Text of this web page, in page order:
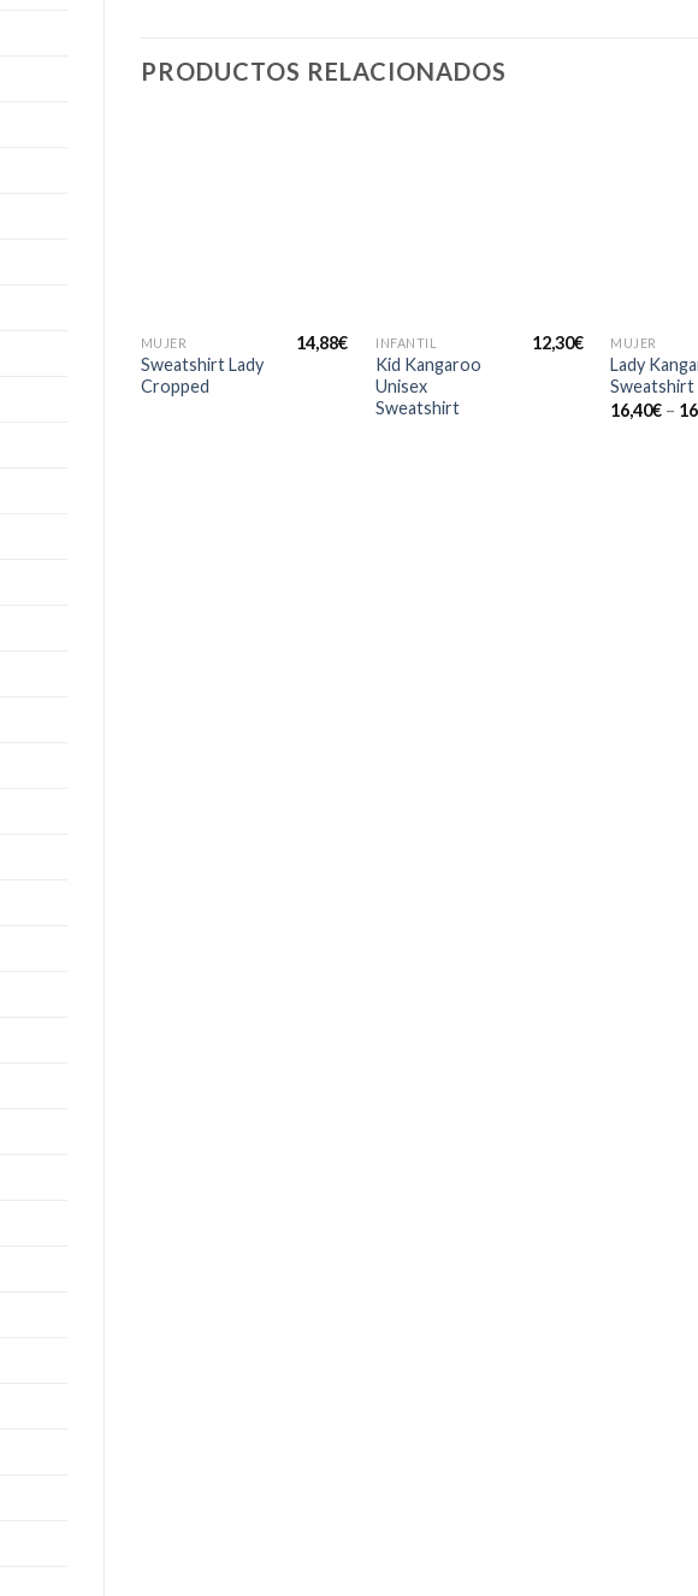
PRODUCTOS RELACIONADOS
MUJER
Sweatshirt Lady
Cropped
14,88€ INFANTIL
Kid Kangaroo
Unisex
Sweatshirt
12,30€ MUJER
Lady
Sweatshirt
16,40€ –